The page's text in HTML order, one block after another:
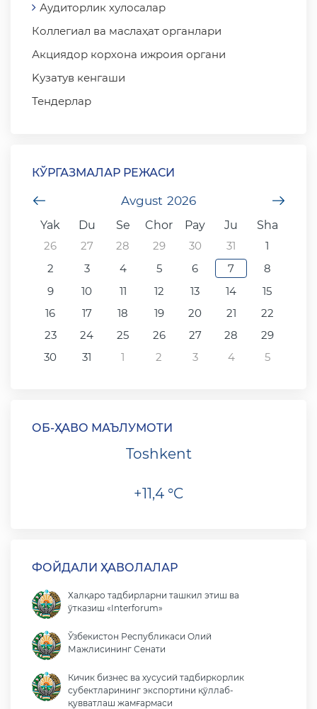
Аудиторлик хулосалар
Коллегиал ва маслаҳат органлари
Акциядор корхона ижроия органи
Kузатув кенгаши
Тендерлар
КЎРГАЗМАЛАР РЕЖАСИ
Avgust 2026
Yak
Du Se Chor Pay Ju
Sha
26
27 28 29 30 31
1
2
3 4 5 6 7
8
9
10 11 12 13 14
15
16
17 18 19 20 21
22
23
24 25 26 27 28
29
30
31 1 2 3 4 5
ОБ-ҲАВО МАЪЛУМОТИ
Toshkent
+11,4 °C
ФОЙДАЛИ ҲАВОЛАЛАР
Халқаро тадбирларни ташкил этиш ва
ўтказиш «Interforum»
Ўзбекистон Республикаси Олий
Мажлисининг Сенати
Кичик бизнес ва хусусий тадбиркорлик
субектларининг экспортини қўллаб-
қувватлаш жамғармаси